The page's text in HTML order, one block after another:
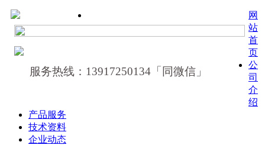
服务热线：13917250134「同微信」
网
站
首
页
公
司
介
绍
产品服务
技术资料
企业动态